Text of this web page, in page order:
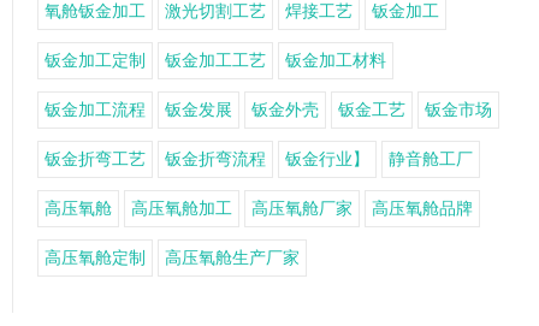
氧舱钣金加工 激光切割工艺 焊接工艺 钣金加工
钣金加工定制 钣金加工工艺 钣金加工材料
钣金加工流程 钣金发展 钣金外壳 钣金工艺 钣金市场
钣金折弯工艺 钣金折弯流程 钣金行业】 静音舱工厂
高压氧舱 高压氧舱加工 高压氧舱厂家 高压氧舱品牌
高压氧舱定制 高压氧舱生产厂家